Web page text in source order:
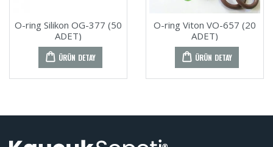
O-ring Silikon OG-377 (50
ADET)
ÜRÜN DETAY
O-ring Viton VO-657 (20
ADET)
ÜRÜN DETAY